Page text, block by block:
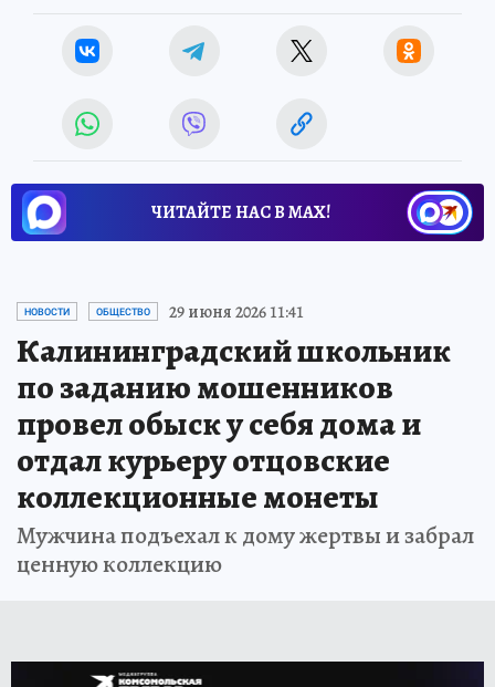
ЧИТАЙТЕ НАС В МАХ!
НОВОСТИ ОБЩЕСТВО 29 июня 2026 11:41
Калининградский школьник
по заданию мошенников
провел обыск у себя дома и
отдал курьеру отцовские
коллекционные монеты
Мужчина подъехал к дому жертвы и забрал
ценную коллекцию